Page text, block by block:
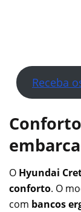
Receba
Conforto
O Hyundai
conforto. O
com bancos